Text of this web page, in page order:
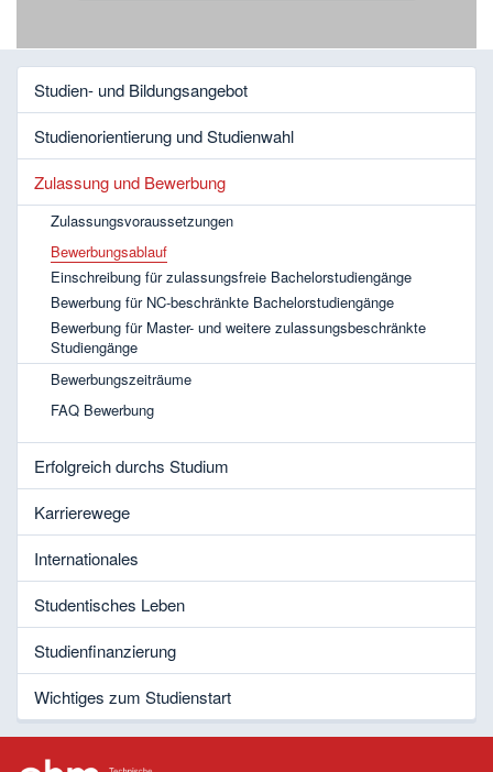
Studien- und Bildungsangebot
Studienorientierung und Studienwahl
Zulassung und Bewerbung
Zulassungsvoraussetzungen
Bewerbungsablauf
Einschreibung für zulassungsfreie Bachelorstudiengänge
Bewerbung für NC-beschränkte Bachelorstudiengänge
Bewerbung für Master- und weitere zulassungsbeschränkte
Studiengänge
Bewerbungszeiträume
FAQ Bewerbung
Erfolgreich durchs Studium
Karrierewege
Internationales
Studentisches Leben
Studienfinanzierung
Wichtiges zum Studienstart